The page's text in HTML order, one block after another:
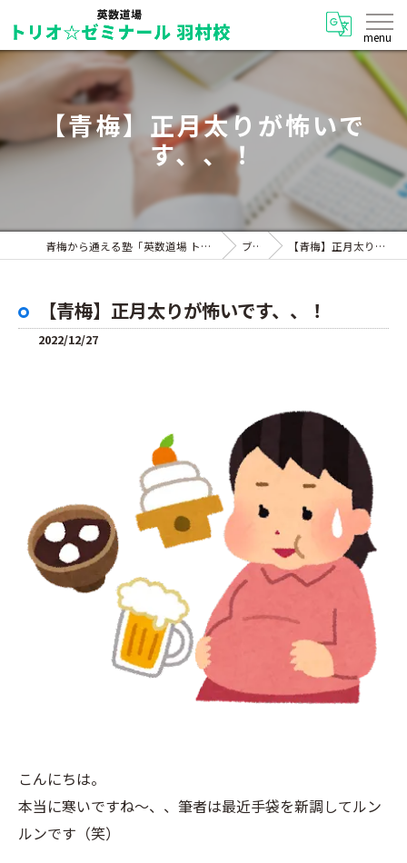
【青梅】正月太りが怖いで
す、、！
青梅から通える塾「英数道場 トリオ☆ゼミナール 羽村校」 ブログ 【青梅】正月太りが怖いです、、！
【青梅】正月太りが怖いです、、！
2022/12/27
こんにちは。
本当に寒いですね～、、筆者は最近手袋を新調してルン
ルンです（笑）